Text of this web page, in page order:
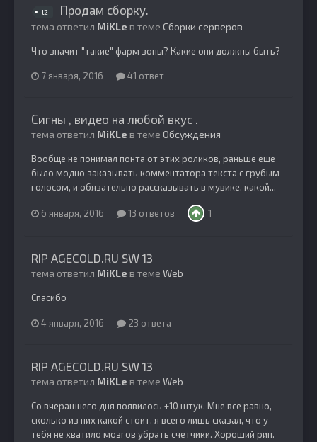
l2 Продам сборку.
тема ответил MiKLe в теме Сборки серверов
Что значит "такие" фарм зоны? Какие они должны быть?
7 января, 2016 41 ответ
Сигны , видео на любой вкус .
тема ответил MiKLe в теме Обсуждения
Вообще не понимал понта от этих роликов, раньше еще
было модно заказывать комментатора текста с грубым
голосом, и обязательно рассказывать в мувике, какой...
6 января, 2016 13 ответов 1
RIP AGECOLD.RU SW 13
тема ответил MiKLe в теме Web
Спасибо
4 января, 2016 23 ответа
RIP AGECOLD.RU SW 13
тема ответил MiKLe в теме Web
Со вчерашнего дня появилось +10 штук. Мне все равно,
сколько из них какой стоит, я всего лишь сказал, что у
тебя не хватило мозгов убрать счетчики. Хороший рип.